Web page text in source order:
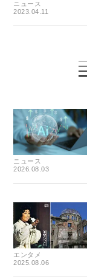
ニュース
2023.04.11
ニュース
2026.08.03
エンタメ
2025.08.06